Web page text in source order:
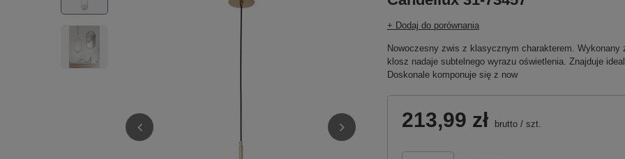
+ Dodaj do porównania
Nowoczesny zwis z klasycznym charakterem.
klosz nadaje subtelnego wyrazu oświetlenia. Znajduje
Doskonale komponuje się z now
213,99 zł brutto / szt.